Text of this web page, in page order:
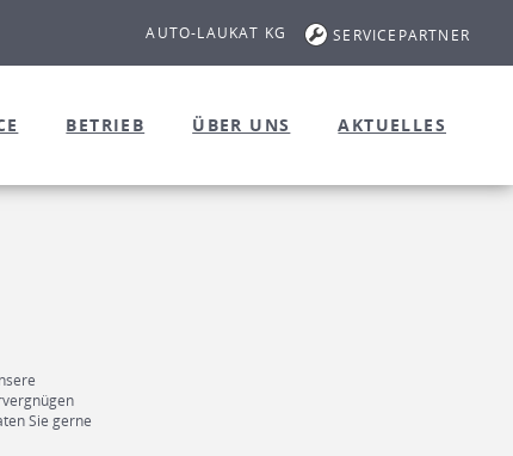
AUTO-LAUKAT KG SERVICEPARTNER
BETRIEB ÜBER UNS AKTUELLES
Sie gerne